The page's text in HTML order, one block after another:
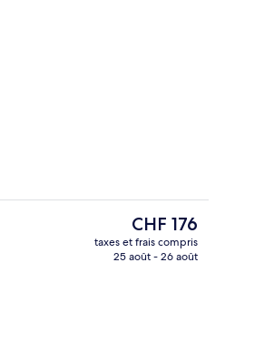
Le
prix
actuel
CHF 176
taxes et frais compris
25 août - 26 août